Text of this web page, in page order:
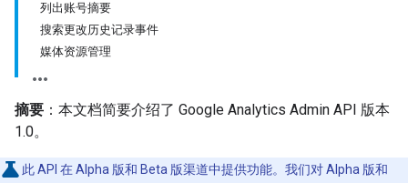
列出账号摘要
搜索更改历史记录事件
媒体资源管理
摘要 ：本文档简要介绍了 Google Analytics Admin API 版本
1.0。
此 API 在 Alpha 版和 Beta 版渠道中提供功能。我们对 Alpha 版和